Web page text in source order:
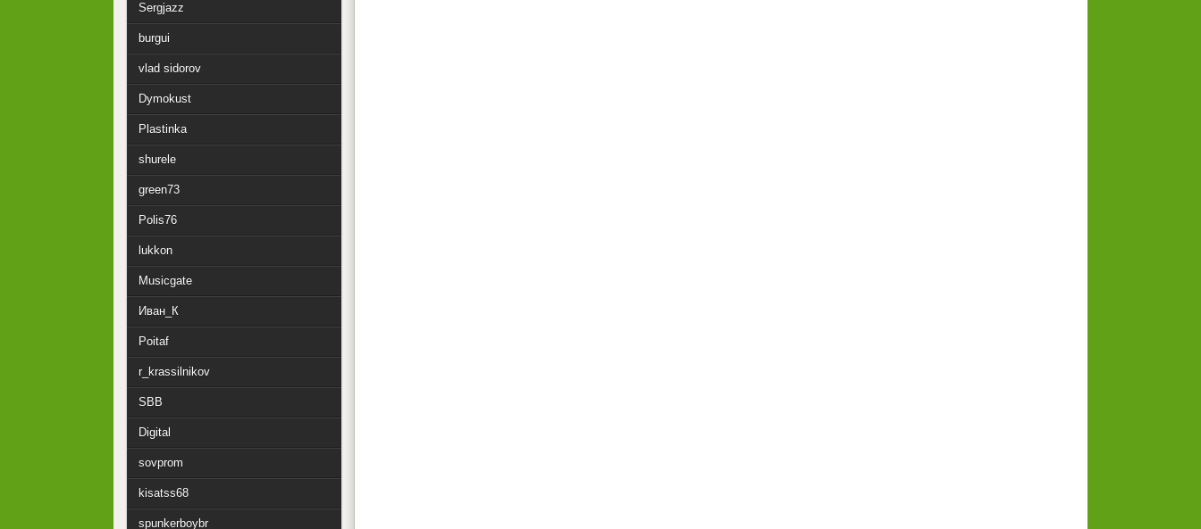
Sergjazz
burgui
vlad sidorov
Dymokust
Plastinka
shurele
green73
Polis76
lukkon
Musicgate
Иван_К
Poitaf
r_krassilnikov
SBB
Digital
sovprom
kisatss68
spunkerboybr